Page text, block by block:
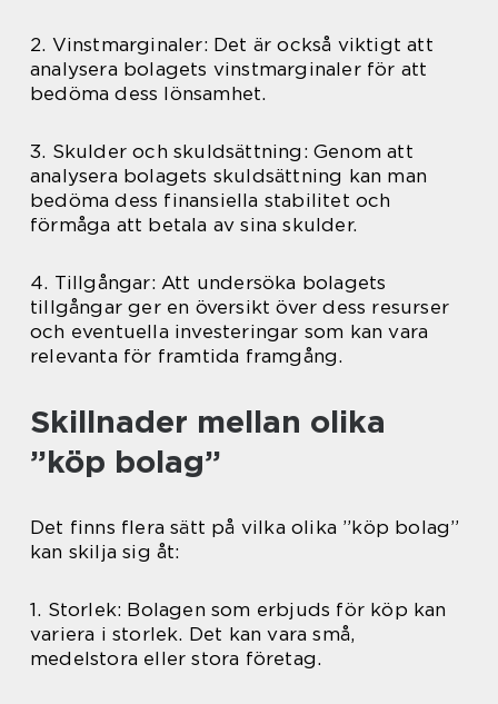
2. Vinstmarginaler: Det är också viktigt att
analysera bolagets vinstmarginaler för att
bedöma dess lönsamhet.
3. Skulder och skuldsättning: Genom att
analysera bolagets skuldsättning kan man
bedöma dess finansiella stabilitet och
förmåga att betala av sina skulder.
4. Tillgångar: Att undersöka bolagets
tillgångar ger en översikt över dess resurser
och eventuella investeringar som kan vara
relevanta för framtida framgång.
Skillnader mellan olika
”köp bolag”
Det finns flera sätt på vilka olika ”köp bolag”
kan skilja sig åt:
1. Storlek: Bolagen som erbjuds för köp kan
variera i storlek. Det kan vara små,
medelstora eller stora företag.